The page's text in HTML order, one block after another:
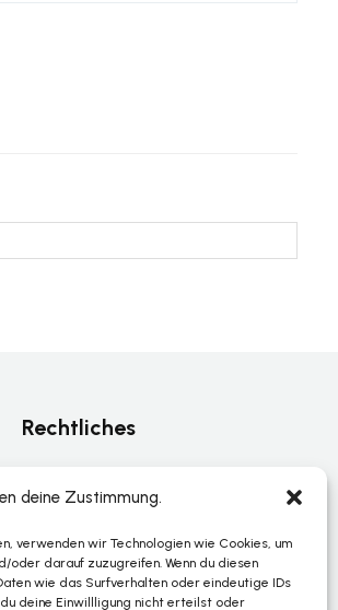
deine Zustimmung.
verwenden wir Technologien wie Cookies, um
oder darauf zuzugreifen. Wenn du diesen
wie das Surfverhalten oder eindeutige IDs
deine Einwillligung nicht erteilst oder
Rechtliches